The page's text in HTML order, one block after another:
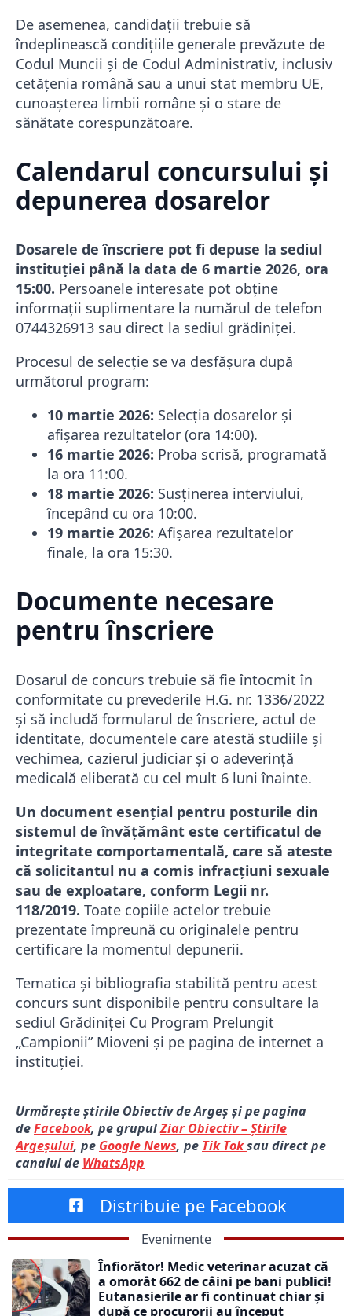
De asemenea, candidații trebuie să
îndeplinească condițiile generale prevăzute de
Codul Muncii și de Codul Administrativ, inclusiv
cetățenia română sau a unui stat membru UE,
cunoașterea limbii române și o stare de
sănătate corespunzătoare.
Calendarul concursului și
depunerea dosarelor
Dosarele de înscriere pot fi depuse la sediul
instituției până la data de 6 martie 2026, ora
15:00. Persoanele interesate pot obține
informații suplimentare la numărul de telefon
0744326913 sau direct la sediul grădiniței.
Procesul de selecție se va desfășura după
următorul program:
10 martie 2026: Selecția dosarelor și
afișarea rezultatelor (ora 14:00).
16 martie 2026: Proba scrisă, programată
la ora 11:00.
18 martie 2026: Susținerea interviului,
începând cu ora 10:00.
19 martie 2026: Afișarea rezultatelor
finale, la ora 15:30.
Documente necesare
pentru înscriere
Dosarul de concurs trebuie să fie întocmit în
conformitate cu prevederile H.G. nr. 1336/2022
și să includă formularul de înscriere, actul de
identitate, documentele care atestă studiile și
vechimea, cazierul judiciar și o adeverință
medicală eliberată cu cel mult 6 luni înainte.
Un document esențial pentru posturile din
sistemul de învățământ este certificatul de
integritate comportamentală, care să ateste
că solicitantul nu a comis infracțiuni sexuale
sau de exploatare, conform Legii nr.
118/2019. Toate copiile actelor trebuie
prezentate împreună cu originalele pentru
certificare la momentul depunerii.
Tematica și bibliografia stabilită pentru acest
concurs sunt disponibile pentru consultare la
sediul Grădiniței Cu Program Prelungit
„Campionii” Mioveni și pe pagina de internet a
instituției.
Urmărește știrile Obiectiv de Argeș și pe pagina
deFacebook, pe grupulZiar Obiectiv – Știrile
Argeșului, pe Google News, pe Tik Toksau direct pe
canalul de WhatsApp
Distribuie pe Facebook
Evenimente
Înfiorător! Medic veterinar acuzat că
a omorât 662 de câini pe bani publici!
Eutanasierile ar fi continuat chiar și
după ce procurorii au început